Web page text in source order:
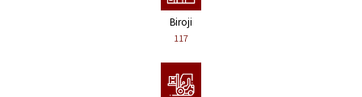
Biroji
117